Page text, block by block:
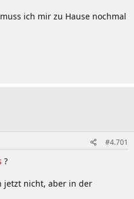
ich mir zu Hause nochmal
#4.701
?
jetzt nicht, aber in der